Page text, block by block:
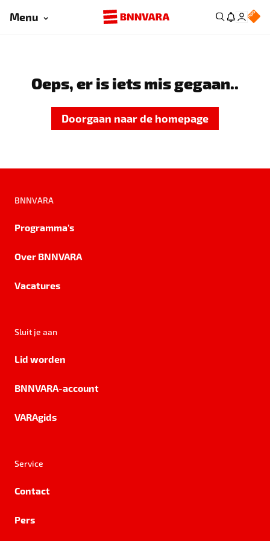
Menu
Oeps, er is iets mis gegaan..
Doorgaan naar de homepage
BNNVARA
Programma's
Over BNNVARA
Vacatures
Sluit je aan
Lid worden
BNNVARA-account
VARAgids
Service
Contact
Pers